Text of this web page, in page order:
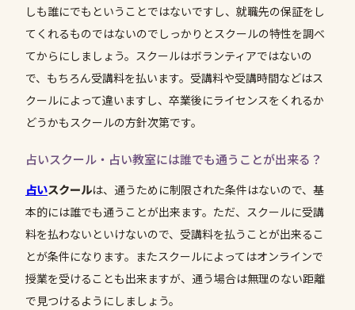
しも誰にでもということではないですし、就職先の保証をし
てくれるものではないのでしっかりとスクールの特性を調べ
てからにしましょう。スクールはボランティアではないの
で、もちろん受講料を払います。受講料や受講時間などはス
クールによって違いますし、卒業後にライセンスをくれるか
どうかもスクールの方針次第です。
占いスクール・占い教室には誰でも通うことが出来る？
占いスクールは、通うために制限された条件はないので、基
本的には誰でも通うことが出来ます。ただ、スクールに受講
料を払わないといけないので、受講料を払うことが出来るこ
とが条件になります。またスクールによってはオンラインで
授業を受けることも出来ますが、通う場合は無理のない距離
で見つけるようにしましょう。